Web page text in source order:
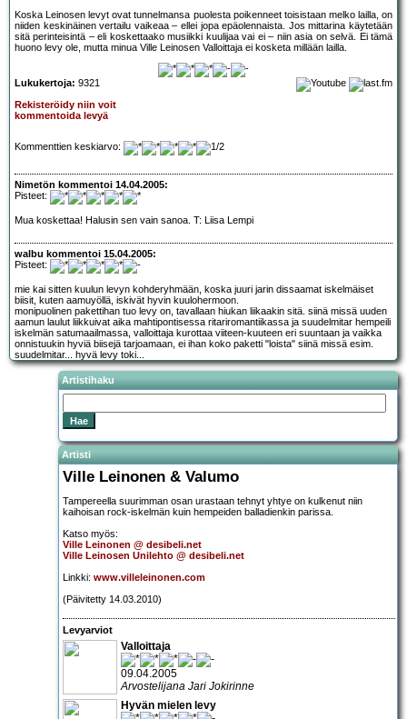
Koska Leinosen levyt ovat tunnelmansa puolesta poikenneet toisistaan melko lailla, on
niiden keskinäinen vertailu vaikeaa – ellei jopa epäolennaista. Jos mittarina käytetään
sitä perinteisintä – eli koskettaako musiikki kuulijaa vai ei – niin asia on selvä. Ei tämä
huono levy ole, mutta minua Ville Leinosen Valloittaja ei kosketa millään lailla.
Lukukertoja: 9321
Rekisteröidy niin voit
kommentoida levyä
Kommenttien keskiarvo:
Nimetön kommentoi 14.04.2005:
Pisteet:
Mua koskettaa! Halusin sen vain sanoa. T: Liisa Lempi
walbu kommentoi 15.04.2005:
Pisteet:
mie kai sitten kuulun levyn kohderyhmään, koska juuri jarin dissaamat iskelmäiset
biisit, kuten aamuyöllä, iskivät hyvin kuulohermoon.
monipuolinen pakettihan tuo levy on, tavallaan hiukan liikaakin sitä. siinä missä uuden
aamun laulut liikkuivat aika mahtipontisessa ritariromantiikassa ja suudelmitar hempeili
iskelmän satumaailmassa, valloittaja kurottaa viiteen-kuuteen eri suuntaan ja vaikka
onnistuukin hyviä biisejä tarjoamaan, ei ihan koko paketti "loista" siinä missä esim.
suudelmitar... hyvä levy toki...
Artistihaku
Artisti
Ville Leinonen & Valumo
Tampereella suurimman osan urastaan tehnyt yhtye on kulkenut niin
kaihoisan rock-iskelmän kuin hempeiden balladienkin parissa.
Katso myös:
Ville Leinonen @ desibeli.net
Ville Leinosen Unilehto @ desibeli.net
Linkki: www.villeleinonen.com
(Päivitetty 14.03.2010)
Levyarviot
Valloittaja
09.04.2005
Arvostelijana Jari Jokirinne
Hyvän mielen levy